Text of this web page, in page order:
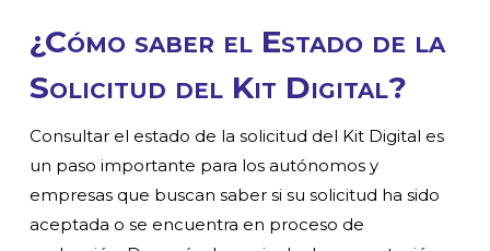
¿Cómo saber el Estado de la
Solicitud del Kit Digital?
Consultar el estado de la solicitud del Kit Digital es
un paso importante para los autónomos y
empresas que buscan saber si su solicitud ha sido
aceptada o se encuentra en proceso de